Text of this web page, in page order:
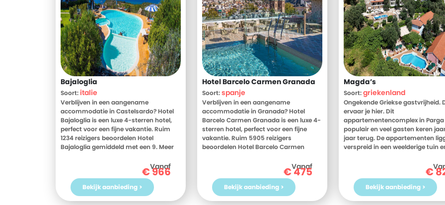
Bajaloglia
Soort:italie
Verblijven in een aangename
accommodatie in Castelsardo? Hotel
Bajaloglia is een luxe 4-sterren hotel,
perfect voor een fijne vakantie. Ruim
1234 reizigers beoordelen Hotel
Bajaloglia gemiddeld met een 9. Meer
beoordelingen van Hotel Bajaloglia,
voor meer informatie! Ben jij toe aan
een heerlijke vakantie in Italie? Boek
jouw vakantie naar Hotel Bajaloglia
vandaag nog!
Vanaf
€966
Bekijk aanbieding >
Hotel Barcelo Carmen Granada
Soort:spanje
Verblijven in een aangename
accommodatie in Granada? Hotel
Barcelo Carmen Granada is een luxe 4-
sterren hotel, perfect voor een fijne
vakantie. Ruim 5905 reizigers
beoordelen Hotel Barcelo Carmen
weten? Bekijk dan nu de foto's en
beoordelingen van Hotel Barcelo
Carmen Granada, voor meer
informatie! Ben jij toe aan een heerlijke
vakantie in Spanje? Boek jouw vakantie
Vanaf
€475
Bekijk aanbieding >
Magda’s
Soort:griekenland
Ongekende Griekse gastvrijheid.
ervaar je hier. Dit
appartementencomplex in Parga
populair en veel gasten keren
jaar terug. De appartementen
verspreid in een weelderige tuin
frappé op het terras kijk je uit
baai en Parga zelf. 's Ochtends
even lekker blijven liggen? Geen
probleem je ontbijt wanneer het
uitkomt. Dat is pas echt
€
Bekijk aanbieding >